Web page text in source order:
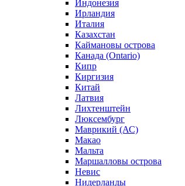
Индонезия
Ирландия
Италия
Казахстан
Каймановы острова
Канада (Ontario)
Кипр
Киргизия
Китай
Латвия
Лихтенштейн
Люксембург
Маврикий (АС)
Макао
Мальта
Маршалловы острова
Нeвис
Нидерланды